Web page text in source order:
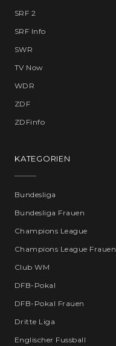
SRF 2
SRF Info
SWR
TV Now
WDR
ZDF
ZDFinfo
KATEGORIEN
Bundesliga
Bundesliga Frauen
Champions League
Champions League Frauen
Club WM
DFB-Pokal
DFB-Pokal Frauen
Dritte Liga
Englischer Fussball